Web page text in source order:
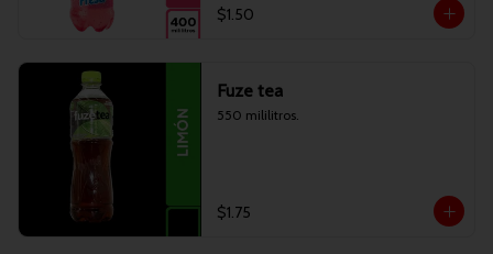
$1.50
Fuze tea
550 mililitros.
$1.75